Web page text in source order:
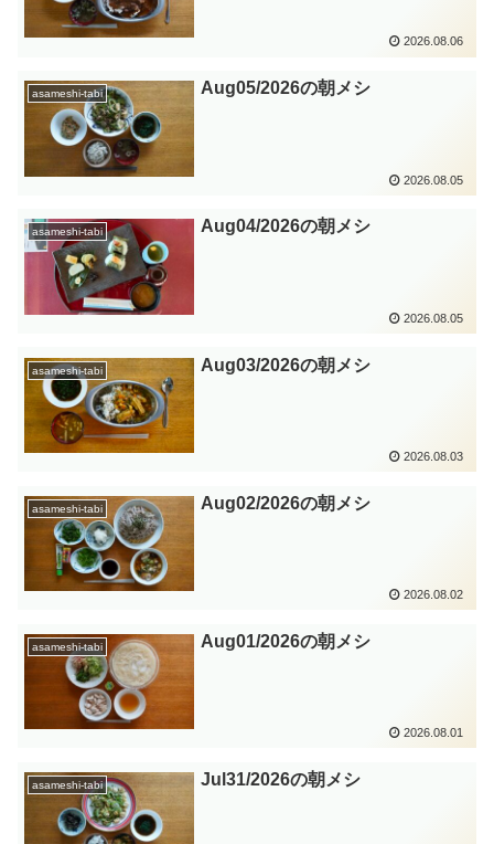
2026.08.06
asameshi-tabi Aug05/2026の朝メシ
2026.08.05
asameshi-tabi Aug04/2026の朝メシ
2026.08.05
asameshi-tabi Aug03/2026の朝メシ
2026.08.03
asameshi-tabi Aug02/2026の朝メシ
2026.08.02
asameshi-tabi Aug01/2026の朝メシ
2026.08.01
asameshi-tabi Jul31/2026の朝メシ